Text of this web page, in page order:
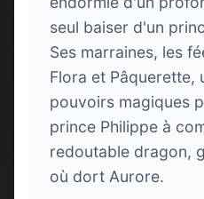
seul baiser d'un
Ses marraines, les
Flora et Pâquerette,
pouvoirs magiques
prince Philippe à
redoutable dragon,
où dort Aurore.